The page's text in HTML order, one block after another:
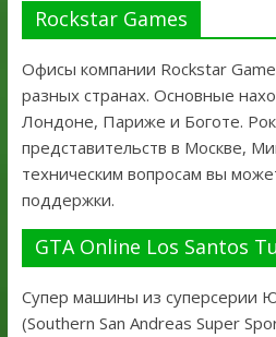
Rockstar Games
Офисы компании Rockstar
разных странах. Основные
Лондоне, Париже и Боготе.
представительств в Москве,
техническим вопросам вы
поддержки.
GTA Online Los Santos
Супер машины из суперсерии
(Southern San Andreas Super